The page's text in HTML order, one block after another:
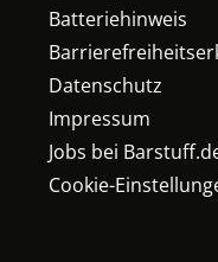
Batteriehinweis
Datenschutz
Impressum
Jobs bei
Cookie-